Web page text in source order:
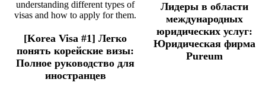
[Korea Visa #1] Легко
понять корейские визы:
Полное руководство для
иностранцев
Лидеры в области
международных
юридических услуг:
Юридическая фирма
Pureum